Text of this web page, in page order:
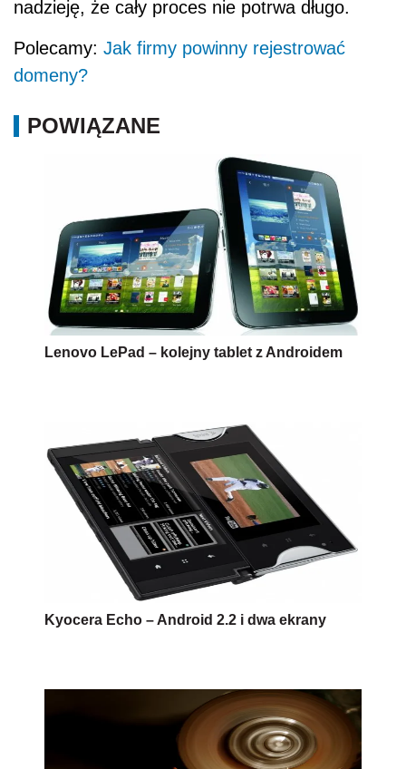
nadzieję, że cały proces nie potrwa długo.
Polecamy: Jak firmy powinny rejestrować
domeny?
POWIĄZANE
Lenovo LePad – kolejny tablet z Androidem
Kyocera Echo – Android 2.2 i dwa ekrany